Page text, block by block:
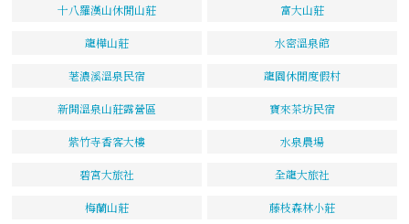
十八羅漢山休閒山莊 富大山莊
龍樺山莊 水密溫泉館
荖濃溪溫泉民宿 龍園休閒度假村
新開溫泉山莊露營區 寶來茶坊民宿
紫竹寺香客大樓 水泉農場
碧宮大旅社 全龍大旅社
梅蘭山莊 藤枝森林小莊